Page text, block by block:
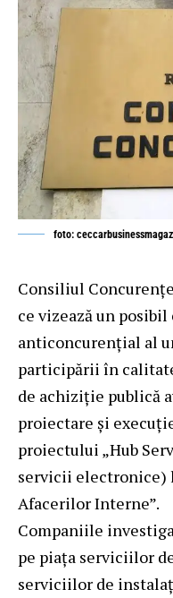
foto:
Consiliul
ce vizează un
anticoncurenţial al
participării în
de achiziţie publică
proiectare şi
proiectului „Hub
servicii
Afacerilor Interne”.
Companiile
pe piaţa serviciilor
serviciilor de